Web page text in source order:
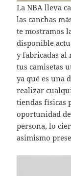
La NBA lleva
las canchas
te mostramos
disponible
y fabricadas al
tus camisetas
ya qué es una
realizar
tiendas físicas
oportunidad
persona, lo
asimismo